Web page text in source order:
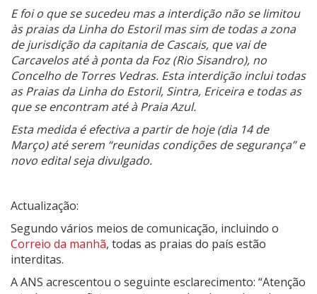
E foi o que se sucedeu mas a interdição não se limitou
às praias da Linha do Estoril mas sim de todas a zona
de jurisdição da capitania de Cascais, que vai de
Carcavelos até à ponta da Foz (Rio Sisandro), no
Concelho de Torres Vedras. Esta interdição inclui todas
as Praias da Linha do Estoril, Sintra, Ericeira e todas as
que se encontram até à Praia Azul.
Esta medida é efectiva a partir de hoje (dia 14 de
Março) até serem “reunidas condições de segurança” e
novo edital seja divulgado.
Actualização:
Segundo vários meios de comunicação, incluindo o
Correio da manhã, todas as praias do país estão
interditas.
A ANS acrescentou o seguinte esclarecimento: “Atenção